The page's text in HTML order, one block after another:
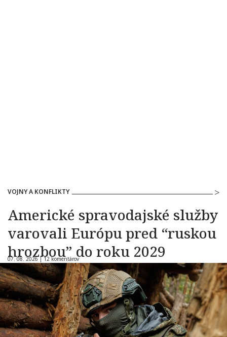
VOJNY A KONFLIKTY
Americké spravodajské služby
varovali Európu pred “ruskou
hrozbou” do roku 2029
07. 08. 2026 |12 komentárov